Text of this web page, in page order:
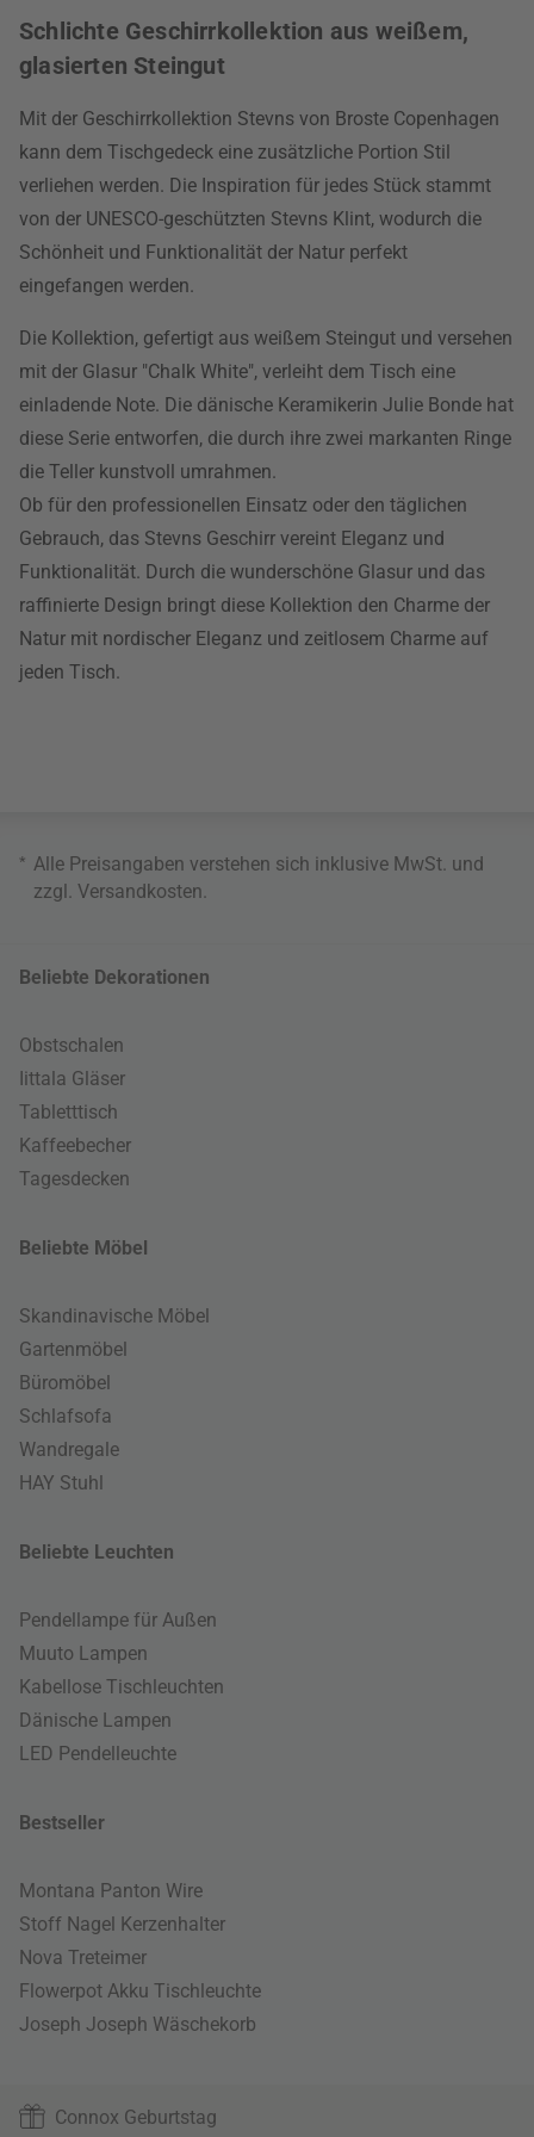
Schlichte Geschirrkollektion aus weißem,
glasierten Steingut
Mit der Geschirrkollektion Stevns von Broste Copenhagen
kann dem Tischgedeck eine zusätzliche Portion Stil
verliehen werden. Die Inspiration für jedes Stück stammt
von der UNESCO-geschützten Stevns Klint, wodurch die
Schönheit und Funktionalität der Natur perfekt
eingefangen werden.
Die Kollektion, gefertigt aus weißem Steingut und versehen
mit der Glasur "Chalk White", verleiht dem Tisch eine
einladende Note. Die dänische Keramikerin Julie Bonde hat
diese Serie entworfen, die durch ihre zwei markanten Ringe
die Teller kunstvoll umrahmen.
Ob für den professionellen Einsatz oder den täglichen
Gebrauch, das Stevns Geschirr vereint Eleganz und
Funktionalität. Durch die wunderschöne Glasur und das
raffinierte Design bringt diese Kollektion den Charme der
Natur mit nordischer Eleganz und zeitlosem Charme auf
jeden Tisch.
* Alle Preisangaben verstehen sich inklusive MwSt. und
zzgl. Versandkosten.
Beliebte Dekorationen
Obstschalen
Iittala Gläser
Tabletttisch
Kaffeebecher
Tagesdecken
Beliebte Möbel
Skandinavische Möbel
Gartenmöbel
Büromöbel
Schlafsofa
Wandregale
HAY Stuhl
Beliebte Leuchten
Pendellampe für Außen
Muuto Lampen
Kabellose Tischleuchten
Dänische Lampen
LED Pendelleuchte
Bestseller
Montana Panton Wire
Stoff Nagel Kerzenhalter
Nova Treteimer
Flowerpot Akku Tischleuchte
Joseph Joseph Wäschekorb
Connox Geburtstag